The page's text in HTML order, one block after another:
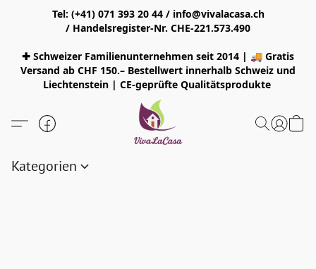
Tel: (+41) 071 393 20 44 / info@vivalacasa.ch
/ Handelsregister-Nr. CHE-221.573.490
✚ Schweizer Familienunternehmen seit 2014 | 🚚 Gratis
Versand ab CHF 150.– Bestellwert innerhalb Schweiz und
Liechtenstein | CE-geprüfte Qualitätsprodukte
Kategorien